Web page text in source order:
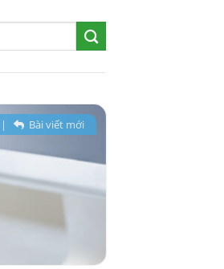
| Bài viết mới